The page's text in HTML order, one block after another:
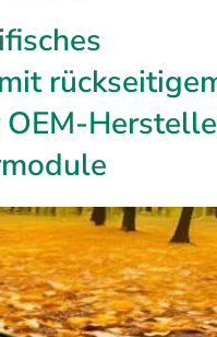
OEM-